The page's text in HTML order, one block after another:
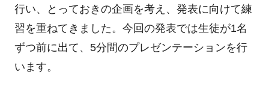
行い、とっておきの企画を考え、発表に向けて練
習を重ねてきました。今回の発表では生徒が1名
ずつ前に出て、5分間のプレゼンテーションを行
います。